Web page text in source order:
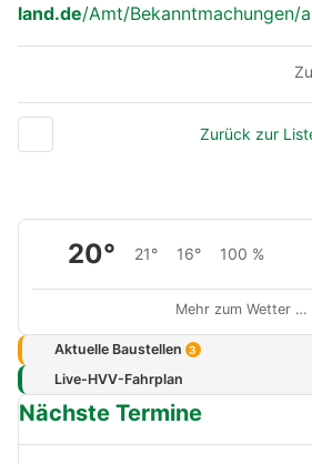
land.de/Amt/
Zurück zur
20° 21° 16° 100 %
Mehr zum Wetter …
Aktuelle Baustellen 3
Live-HVV-Fahrplan
Nächste Termine